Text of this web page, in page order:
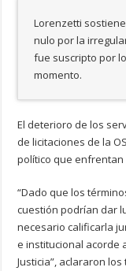
Lorenzetti
nulo por la
fue suscripto por
momento.
El deterioro de los
de licitaciones de la
político que enfrentan
“Dado que los
cuestión podrían dar
necesario calificarla
e institucional acorde
Justicia”, aclararon